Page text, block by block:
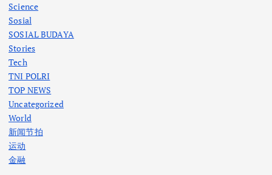
Science
Sosial
SOSIAL BUDAYA
Stories
Tech
TNI POLRI
TOP NEWS
Uncategorized
World
新闻节拍
运动
金融